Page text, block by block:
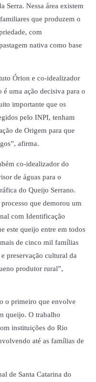
Serra. Nessa área existem
que produzem o
com
nativa como base
Órion e co-idealizador
uma ação decisiva para o
importante que os
pelo INPI, tenham
de Origem para que
afirma.
co-idealizador do
de águas para o
do Queijo Serrano.
que demorou um
com Identificação
este queijo entre em todos
de cinco mil famílias
preservação cultural da
produtor rural”,
o primeiro que envolve
queijo. O trabalho
instituições do Rio
até as famílias de
de Santa Catarina do